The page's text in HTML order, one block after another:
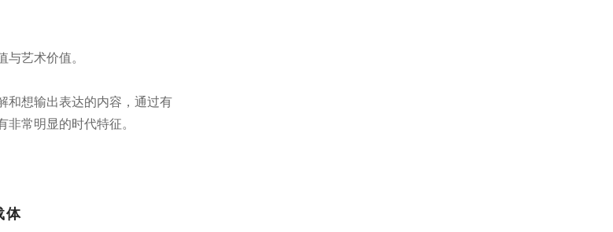
艺术价值。
和想输出表达的内容，通过有
常明显的时代特征。
体